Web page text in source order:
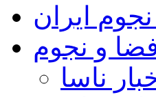
ایران
فضا و نجوم
ناسا